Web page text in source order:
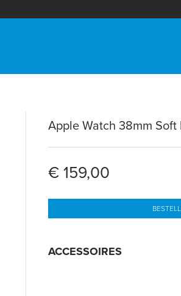
Apple Watch 38mm
€ 159,00
ACCESSOIRES